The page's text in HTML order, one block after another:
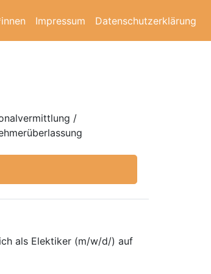
Impressum Datenschutzerklärung
/
als Elektiker (m/w/d/) auf